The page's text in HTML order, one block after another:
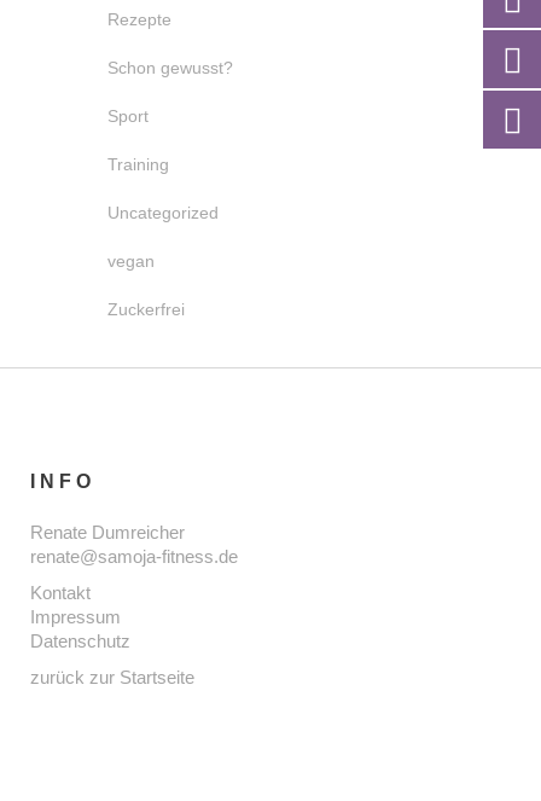
Rezepte
Schon gewusst?
Sport
Training
Uncategorized
vegan
Zuckerfrei
INFO
Renate Dumreicher
renate@samoja-fitness.de
Kontakt
Impressum
Datenschutz
zurück zur Startseite